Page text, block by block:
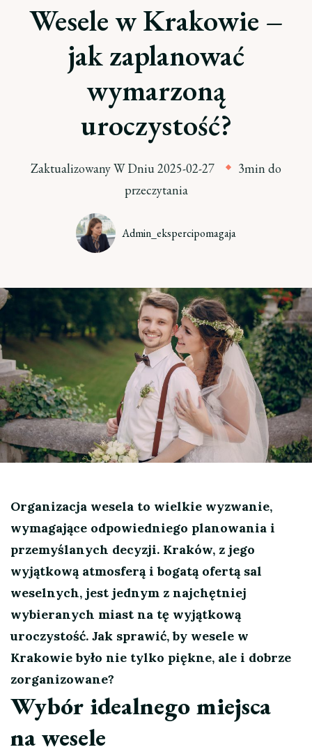
Wesele w Krakowie –
jak zaplanować
wymarzoną
uroczystość?
Zaktualizowany W Dniu2025-02-27
3min do
przeczytania
Admin_ekspercipomagaja
Organizacja wesela to wielkie wyzwanie,
wymagające odpowiedniego planowania i
przemyślanych decyzji. Kraków, z jego
wyjątkową atmosferą i bogatą ofertą sal
weselnych, jest jednym z najchętniej
wybieranych miast na tę wyjątkową
uroczystość. Jak sprawić, by wesele w
Krakowie było nie tylko piękne, ale i dobrze
zorganizowane?
Wybór idealnego miejsca
na wesele